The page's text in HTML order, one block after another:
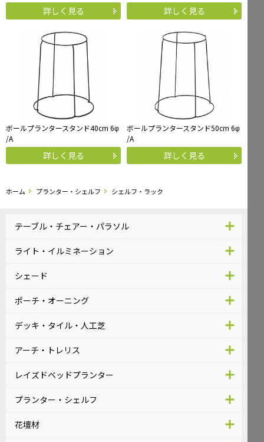
詳しく見る 詳しく見る
ボールプランタースタンド40cm 6φ
/A
詳しく見る
ボールプランタースタンド50cm 6φ
/A
詳しく見る
ホーム プランター・シェルフ シェルフ・ラック
テーブル・チェアー・パラソル
ライト・イルミネーション
シェード
ポーチ・オーニング
デッキ・タイル・人工芝
アーチ・トレリス
レイズドベッドプランター
プランター・シェルフ
花壇材